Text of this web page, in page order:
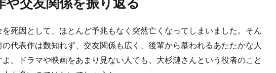
や交友関係を振り返る
死因として、ほとんど予兆もなく突然亡くなってしまいました。そん
代表作は数知れず、交友関係も広く、後輩から慕われるあたたかな人
。ドラマや映画をあまり見ない人でも、大杉漣さんという役者のこと